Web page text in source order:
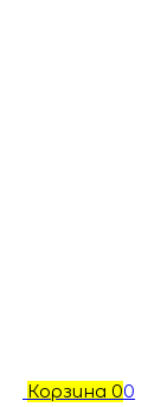
Корзина 00